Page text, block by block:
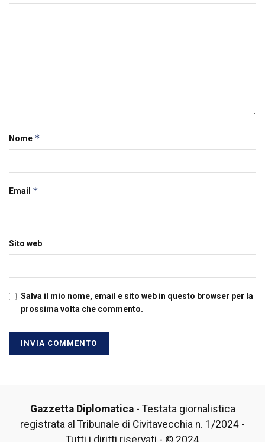
Nome *
Email *
Sito web
Salva il mio nome, email e sito web in questo browser per la
prossima volta che commento.
Gazzetta Diplomatica- Testata giornalistica
registrata al Tribunale di Civitavecchia n. 1/2024 -